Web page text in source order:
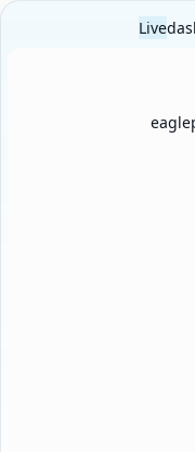
Live